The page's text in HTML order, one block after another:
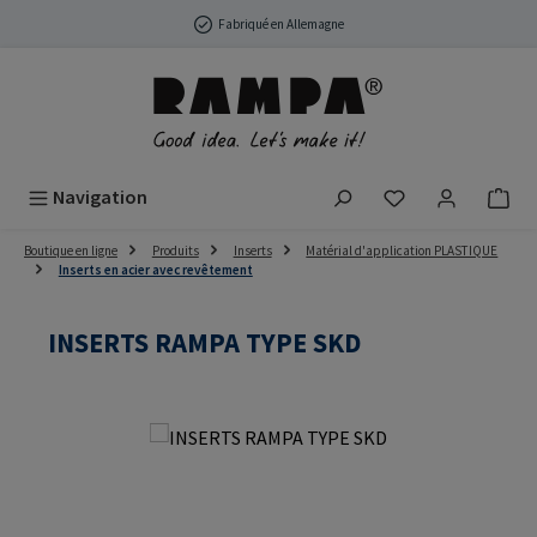
Passer au contenu principalFabriqué en Allemagne
Navigation Vous avez 0
Boutique en ligne Produits Inserts
Matérial d'application PLASTIQUE
Inserts en acier avec revêtement
INSERTS RAMPA TYPE SKD
Ignorer la galerie d'images